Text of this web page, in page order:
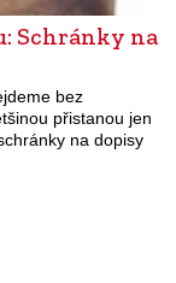
Schránky na
bez
přistanou jen
na dopisy